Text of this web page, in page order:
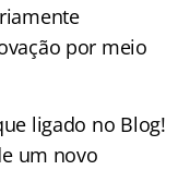
por meio
ligado no Blog!
um novo